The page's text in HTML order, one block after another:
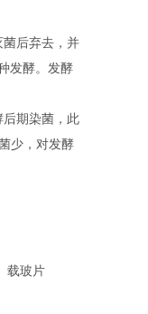
菌后弃去，并
发酵。发酵
期染菌，此
少，对发酵
载玻片